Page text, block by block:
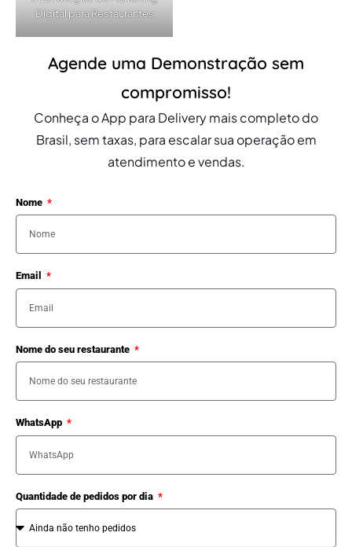
Digital para Restaurantes
Agende uma Demonstração sem
compromisso!
Conheça o App para Delivery mais completo do
Brasil, sem taxas, para escalar sua operação em
atendimento e vendas.
Nome
Email
Nome do seu restaurante
WhatsApp
Quantidade de pedidos por dia